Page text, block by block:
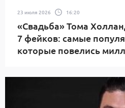
23 июля 2026 16:20
«Свадьба» Тома
7 фейков: самые
которые повелись